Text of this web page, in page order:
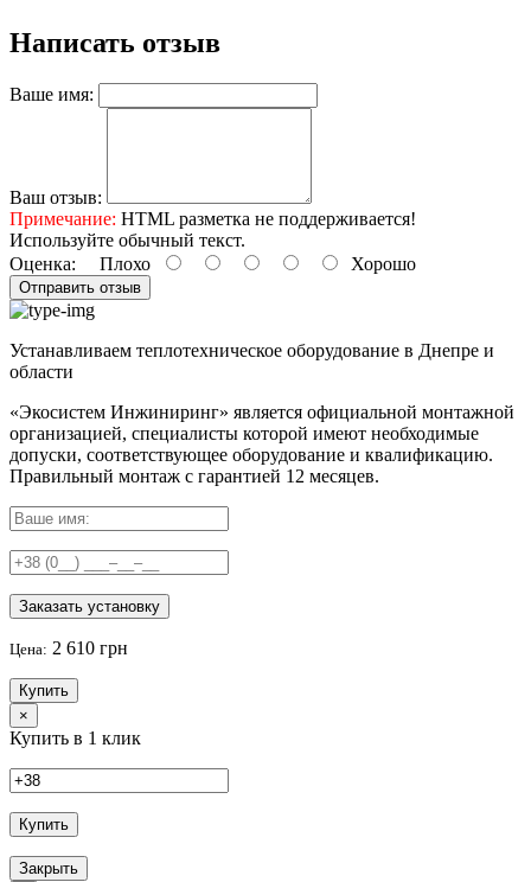
Написать отзыв
Ваше имя:
Ваш отзыв:
Примечание: HTML разметка не поддерживается!
Используйте обычный текст.
Оценка: Плохо Хорошо
Отправить отзыв
Устанавливаем теплотехническое оборудование в Днепре и
области
«Экосистем Инжиниринг» является официальной монтажной
организацией, специалисты которой имеют необходимые
допуски, соответствующее оборудование и квалификацию.
Правильный монтаж с гарантией 12 месяцев.
Заказать установку
Цена: 2 610 грн
Купить
×
Купить в 1 клик
Купить
Закрыть